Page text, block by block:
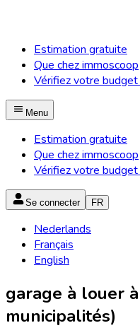
Estimation gratuite
Que chez immoscoop
Vérifiez votre
Menu
Estimation gratuite
Que chez immoscoop
Vérifiez votre
Se connecter FR
Nederlands
Français
English
garage à louer
municipalités)